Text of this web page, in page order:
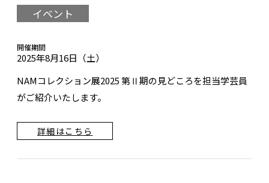
イベント
開催期間
2025年8月16日（土）
NAMコレクション展2025 第Ⅱ期の見どころを担当学芸員
がご紹介いたします。
詳細はこちら